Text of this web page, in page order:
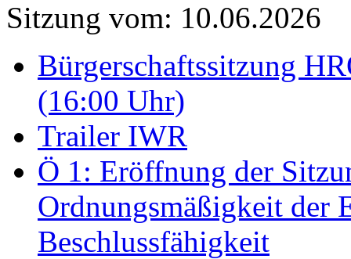
Sitzung vom: 10.06.2026
Bürgerschaftssitzung
(16:00 Uhr)
Trailer IWR
Ö 1: Eröffnung der
Ordnungsmäßigkeit der
Beschlussfähigkeit